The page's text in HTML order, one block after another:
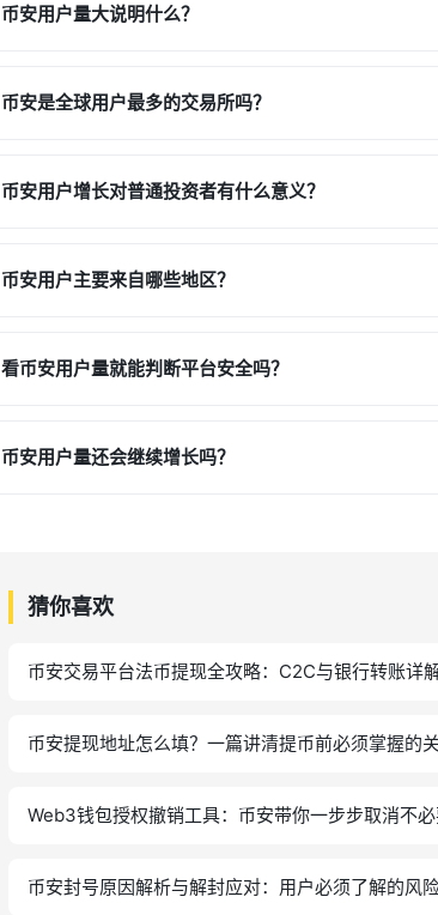
币安用户量大说明什么？
币安是全球用户最多的交易所吗？
币安用户增长对普通投资者有什么意义？
币安用户主要来自哪些地区？
看币安用户量就能判断平台安全吗？
币安用户量还会继续增长吗？
猜你喜欢
币安交易平台法币提现全攻略：C2C与银行转账详
币安提现地址怎么填？一篇讲清提币前必须掌握的
Web3钱包授权撤销工具：币安带你一步步取消不
币安封号原因解析与解封应对：用户必须了解的风